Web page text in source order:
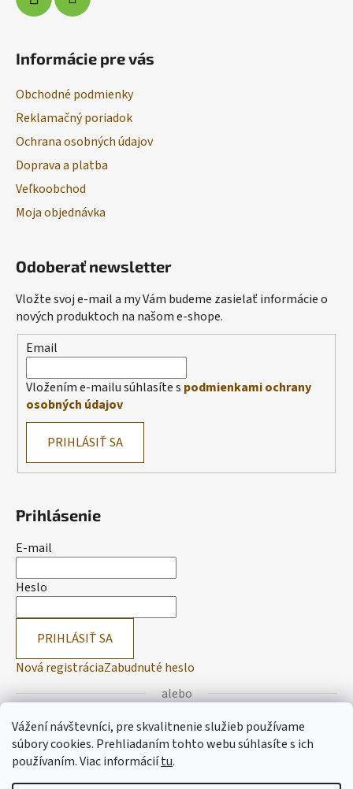
Vážení návštevníci, pre skvalitnenie služieb používame
súbory cookies. Prehliadaním tohto webu súhlasíte s ich
používaním.Viac informáciítu.
Informácie pre vás
Obchodné podmienky
Reklamačný poriadok
Ochrana osobných údajov
Doprava a platba
Veľkoobchod
Moja objednávka
Odoberať newsletter
Vložte svoj e-mail a my Vám budeme zasielať informácie o
nových produktoch na našom e-shope.
Email
Vložením e-mailu súhlasíte s podmienkami ochrany
osobných údajov
PRIHLÁSIŤ SA
Prihlásenie
E-mail
Heslo
PRIHLÁSIŤ SA
Nová registráciaZabudnuté heslo
alebo
Prihlásiť sa cez Facebook
Prihlásiť sa cez Google